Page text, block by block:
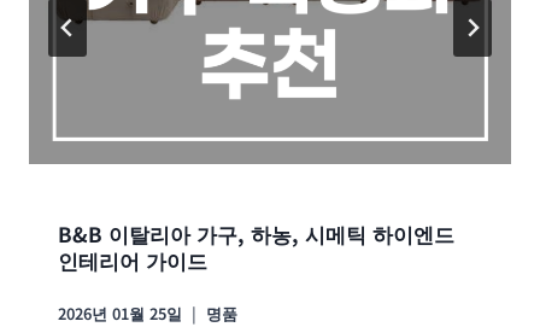
B&B 이탈리아 가구, 하농, 시메틱 하이엔드
인테리어 가이드
2026년 01월 25일 명품